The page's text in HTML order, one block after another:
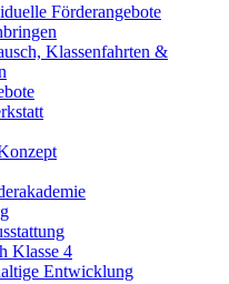
Förderangebote
Klassenfahrten &
Klasse 4
Entwicklung